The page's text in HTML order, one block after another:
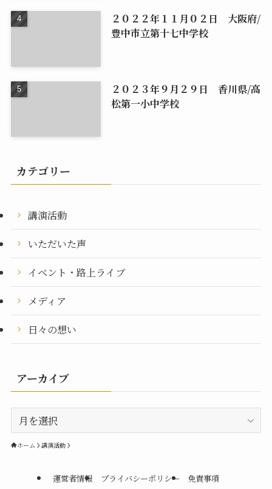
２０２２年１１月０２日 大阪府/
豊中市立第十七中学校
２０２３年９月２９日 香川県/高
松第一小中学校
カテゴリー
講演活動
いただいた声
イベント・路上ライブ
メディア
日々の想い
アーカイブ
ー
カホーム 講演活動
運営者情報 プライバシーポリシー 免責事項